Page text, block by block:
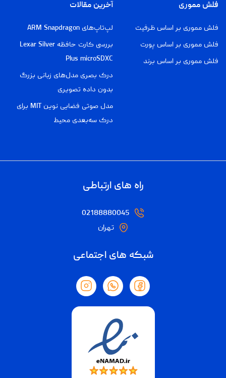
فلش مموری
فلش مموری بر اساس ظرفیت
فلش مموری بر اساس پورت
فلش مموری بر اساس برند
آخرین مقالات
لپ‌تاپ‌های ARM Snapdragon
بررسی کارت حافظه Lexar Silver
Plus microSDXC
درک بصری مدل‌های زبانی بزرگ
بدون داده تصویری
مدل صوتی فضایی نوین MIT برای
درک سه‌بعدی محیط
راه های ارتباطی
02188880045
تهران
شبکه های اجتماعی